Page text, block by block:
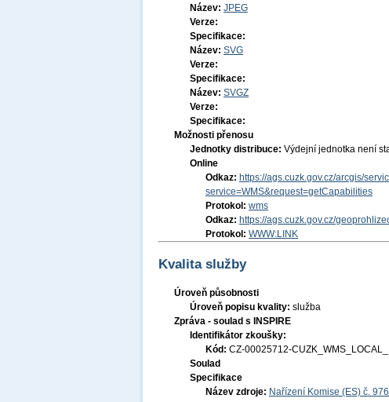
Název: JPEG
Verze:
Specifikace:
Název: SVG
Verze:
Specifikace:
Název: SVGZ
Verze:
Specifikace:
Možnosti přenosu
Jednotky distribuce: Výdejní jednotka není
Online
Odkaz: https://ags.cuzk.gov.cz/arcgis/
service=WMS&request=getCapabilities
Protokol: wms
Odkaz: https://ags.cuzk.gov.cz/
Protokol: WWW:LINK
Kvalita služby
Úroveň působnosti
Úroveň popisu kvality: služba
Zpráva - soulad s INSPIRE
Identifikátor zkoušky:
Kód: CZ-00025712-
Soulad
Specifikace
Název zdroje: Nařízení Komise (ES) č.